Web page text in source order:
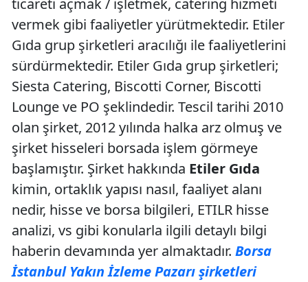
ticareti açmak / işletmek, catering hizmeti
vermek gibi faaliyetler yürütmektedir. Etiler
Gıda grup şirketleri aracılığı ile faaliyetlerini
sürdürmektedir. Etiler Gıda grup şirketleri;
Siesta Catering, Biscotti Corner, Biscotti
Lounge ve PO şeklindedir. Tescil tarihi 2010
olan şirket, 2012 yılında halka arz olmuş ve
şirket hisseleri borsada işlem görmeye
başlamıştır. Şirket hakkında Etiler Gıda
kimin, ortaklık yapısı nasıl, faaliyet alanı
nedir, hisse ve borsa bilgileri, ETILR hisse
analizi, vs gibi konularla ilgili detaylı bilgi
haberin devamında yer almaktadır. Borsa
İstanbul Yakın İzleme Pazarı şirketleri